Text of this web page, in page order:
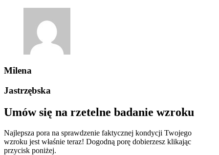
Milena
Jastrzębska
Umów się na rzetelne badanie wzroku
Najlepsza pora na sprawdzenie faktycznej kondycji Twojego
wzroku jest właśnie teraz! Dogodną porę dobierzesz klikając
przycisk poniżej.